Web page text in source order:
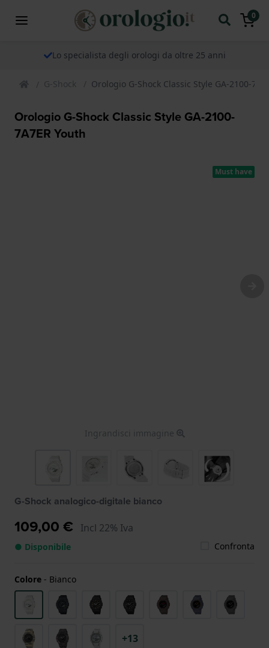
0
Lo specialista degli orologi da oltre 25 anni
G-Shock Orologio G-Shock Classic Style GA-2100-
Orologio G-Shock Classic Style GA-2100-
7A7ER Youth
Must have
Ingrandisci immagine
G-Shock analogico-digitale bianco
109,00 € Incl 22% Iva
● Disponibile Confronta
Colore - Bianco
+13